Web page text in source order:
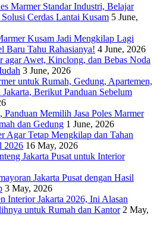
Marmer Standar Industri, Belajar
Cerdas Lantai Kusam 5 June,
Kusam Jadi Mengkilap Lagi
Baru Tahu Rahasianya! 4 June, 2026
agar Awet, Kinclong, dan Bebas Noda
3 June, 2026
untuk Rumah, Gedung, Apartemen,
Berikut Panduan Sebelum
Panduan Memilih Jasa Poles Marmer
dan Gedung 1 June, 2026
Agar Tetap Mengkilap dan Tahan
2026 16 May, 2026
Jakarta Pusat untuk Interior
Jakarta Pusat dengan Hasil
3 May, 2026
Interior Jakarta 2026, Ini Alasan
untuk Rumah dan Kantor 2 May,